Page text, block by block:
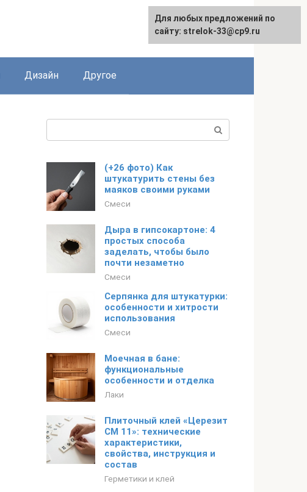
Дизайн Другое
(+26 фото) Как
штукатурить стены без
маяков своими руками
Смеси
Дыра в гипсокартоне: 4
простых способа
заделать, чтобы было
почти незаметно
Смеси
Серпянка для штукатурки:
особенности и хитрости
использования
Смеси
Моечная в бане:
функциональные
особенности и отделка
Лаки
Плиточный клей «Церезит
СМ 11»: технические
характеристики,
свойства, инструкция и
состав
Герметики и клей
Для любых предложений по
сайту: strelok-33@cp9.ru
Для любых предложений по
сайту: strelok-33@cp9.ru